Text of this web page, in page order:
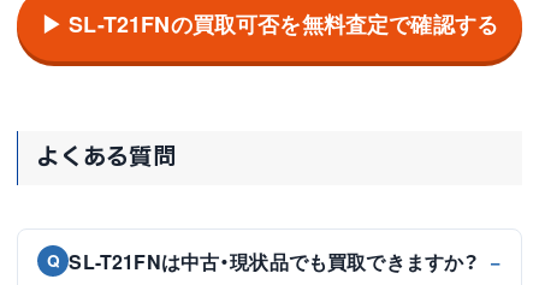
▶ SL-T21FNの買取可否を無料査定で確認する
よくある質問
Q SL-T21FNは中古・現状品でも買取できますか？